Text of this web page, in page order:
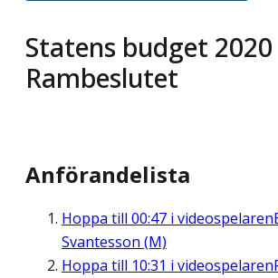
Statens budget 2020
Rambeslutet
Anförandelista
Hoppa till 00:47 i videospelaren
Svantesson (M)
Hoppa till 10:31 i videospelaren